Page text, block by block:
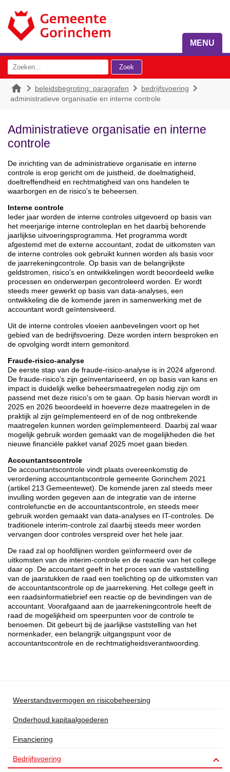
MENU
  beleidsbegroting: paragrafen  bedrijfsvoering 
administratieve organisatie en interne controle
Administratieve organisatie en interne
controle
De inrichting van de administratieve organisatie en interne
controle is erop gericht om de juistheid, de doelmatigheid,
doeltreffendheid en rechtmatigheid van ons handelen te
waarborgen en de risico's te beheersen.
Interne controle
Ieder jaar worden de interne controles uitgevoerd op basis van
het meerjarige interne controleplan en het daarbij behorende
jaarlijkse uitvoeringsprogramma. Het programma wordt
afgestemd met de externe accountant, zodat de uitkomsten van
de interne controles ook gebruikt kunnen worden als basis voor
de jaarrekeningcontrole. Op basis van de belangrijkste
geldstromen, risico's en ontwikkelingen wordt beoordeeld welke
processen en onderwerpen gecontroleerd worden. Er wordt
steeds meer gewerkt op basis van data-analyses, een
ontwikkeling die de komende jaren in samenwerking met de
accountant wordt geïntensiveerd.
Uit de interne controles vloeien aanbevelingen voort op het
gebied van de bedrijfsvoering. Deze worden intern besproken en
de opvolging wordt intern gemonitord.
Fraude-risico-analyse
De eerste stap van de fraude-risico-analyse is in 2024 afgerond.
De fraude-risico's zijn geïnventariseerd, en op basis van kans en
impact is duidelijk welke beheersmaatregelen nodig zijn om
passend met deze risico's om te gaan. Op basis hiervan wordt in
2025 en 2026 beoordeeld in hoeverre deze maatregelen in de
praktijk al zijn geïmplementeerd en of de nog ontbrekende
maatregelen kunnen worden geïmplementeerd. Daarbij zal waar
mogelijk gebruik worden gemaakt van de mogelijkheden die het
nieuwe financiële pakket vanaf 2025 moet gaan bieden.
Accountantscontrole
De accountantscontrole vindt plaats overeenkomstig de
verordening accountantscontrole gemeente Gorinchem 2021
(artikel 213 Gemeentewet). De komende jaren zal steeds meer
invulling worden gegeven aan de integratie van de interne
controlefunctie en de accountantscontrole, en steeds meer
gebruik worden gemaakt van data-analyses en IT-controles. De
traditionele interim-controle zal daarbij steeds meer worden
vervangen door controles verspreid over het hele jaar.
De raad zal op hoofdlijnen worden geïnformeerd over de
uitkomsten van de interim-controle en de reactie van het college
daar op. De accountant geeft in het proces van de vaststelling
van de jaarstukken de raad een toelichting op de uitkomsten van
de accountantscontrole op de jaarrekening. Het college geeft in
een raadsinformatiebrief een reactie op de bevindingen van de
accountant. Voorafgaand aan de jaarrekeningcontrole heeft de
raad de mogelijkheid om speerpunten voor de controle te
benoemen. Dit gebeurt bij de jaarlijkse vaststelling van het
normenkader, een belangrijk uitgangspunt voor de
accountantscontrole en de rechtmatigheidsverantwoording.
Weerstandsvermogen en risicobeheersing
Onderhoud kapitaalgoederen
Financiering
Bedrijfsvoering 